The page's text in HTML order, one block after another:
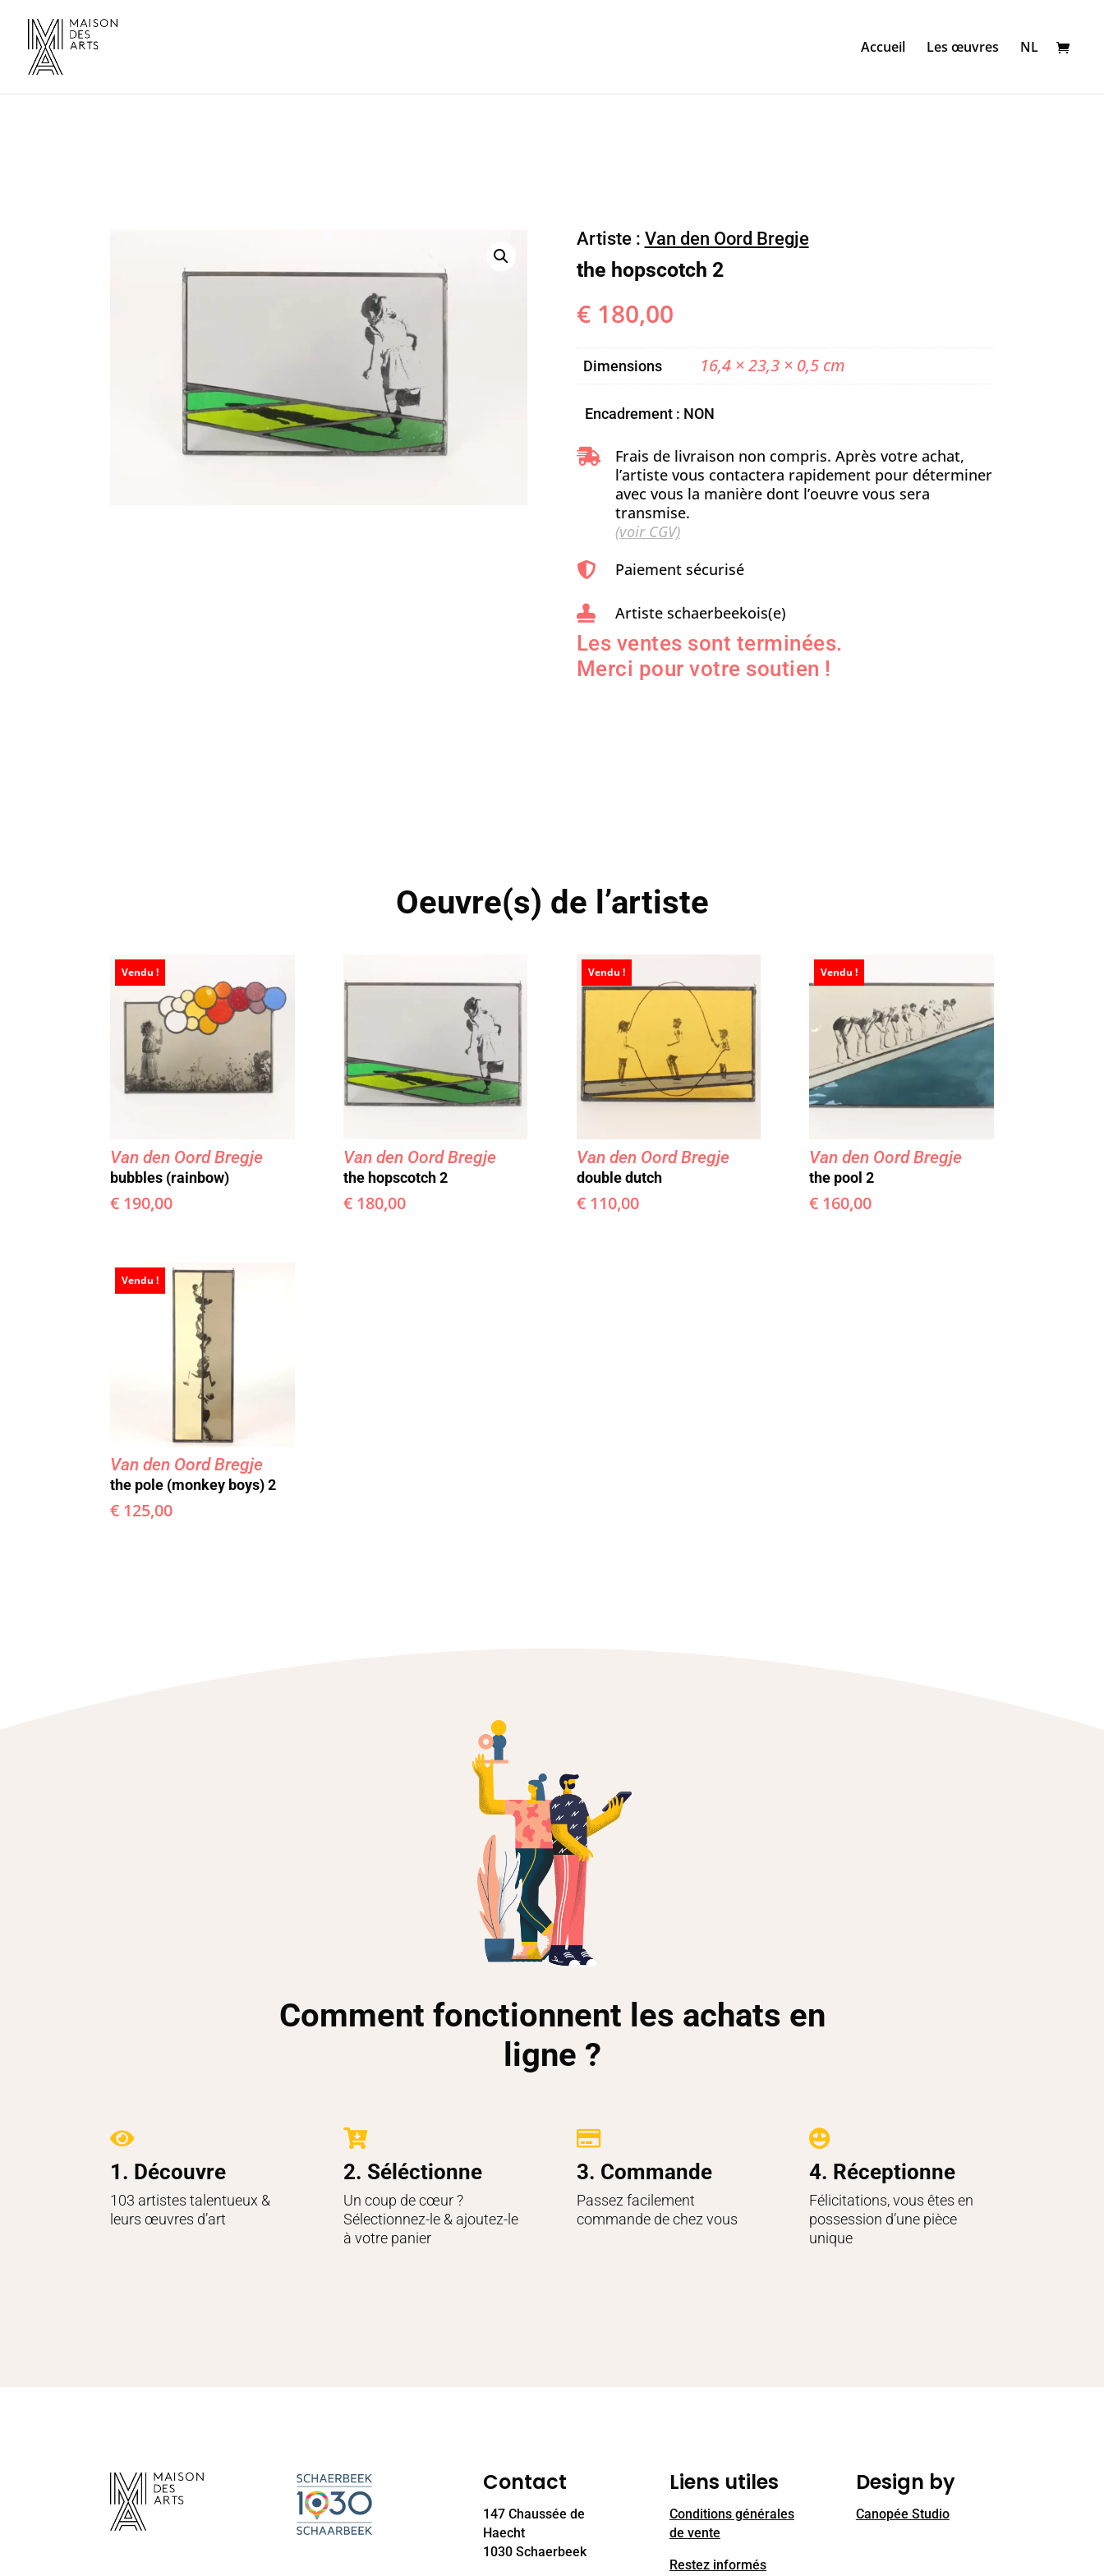
Accueil Les œuvres NL
Artiste : Van den Oord Bregje
the hopscotch 2
€180,00
Dimensions 16,4 × 23,3 × 0,5 cm
Encadrement : NON

Frais de livraison non compris. Après votre achat,
l’artiste vous contactera rapidement pour déterminer
avec vous la manière dont l’oeuvre vous sera
transmise.
(voir CGV)
 Paiement sécurisé
 Artiste schaerbeekois(e)
Les ventes sont terminées.
Merci pour votre soutien !
Oeuvre(s) de l’artiste
Vendu !
Van den Oord Bregje
bubbles (rainbow)
€ 190,00
Van den Oord Bregje
the hopscotch 2
€180,00
Vendu !
Van den Oord Bregje
double dutch
€110,00
Vendu !
Van den Oord Bregje
the pool 2
€ 160,00
Vendu !
Van den Oord Bregje
the pole (monkey boys) 2
€ 125,00
Comment fonctionnent les achats en
ligne ?

1. Découvre
103 artistes talentueux &
leurs œuvres d’art

2. Séléctionne
Un coup de cœur ?
Sélectionnez-le & ajoutez-le
à votre panier

3. Commande
Passez facilement
commande de chez vous

4. Réceptionne
Félicitations, vous êtes en
possession d’une pièce
unique
Contact
147 Chaussée de
Haecht
1030 Schaerbeek
Liens utiles
Conditions générales
de vente
Restez informés
Design by
Canopée Studio